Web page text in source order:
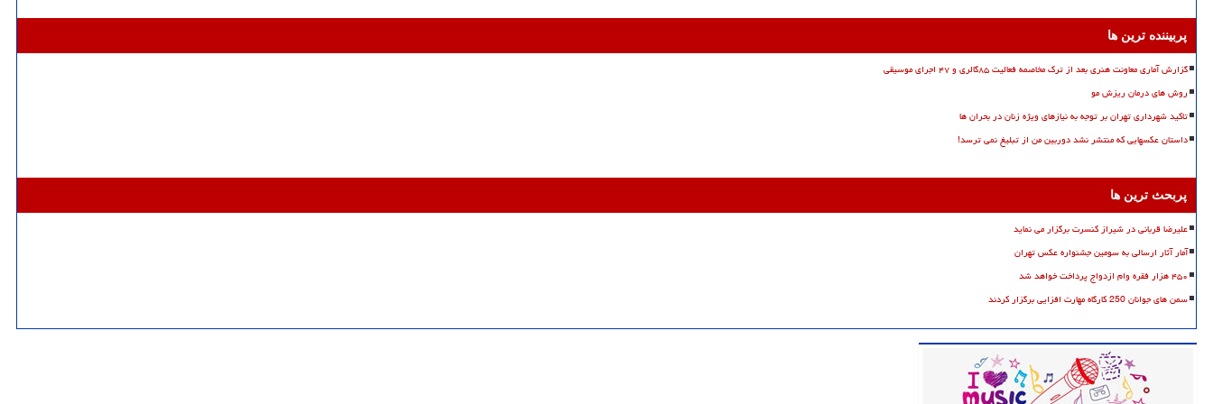
پربیننده ترین ها
گزارش آماری معاونت هنری بعد از ترک مخاصمه فعالیت ۸۵گالری و ۴۷ اجرای موسیقی
روش های درمان ریزش مو
تاکید شهرداری تهران بر توجه به نیازهای ویژه زنان در بحران ها
داستان عکسهایی که منتشر نشد دوربین من از تبلیغ نمی ترسد!
پربحث ترین ها
علیرضا قربانی در شیراز کنسرت برگزار می نماید
آمار آثار ارسالی به سومین جشنواره عکس تهران
۴۵۰ هزار فقره وام ازدواج پرداخت خواهد شد
سمن های جوانان 250 کارگاه مهارت افزایی برگزار کردند